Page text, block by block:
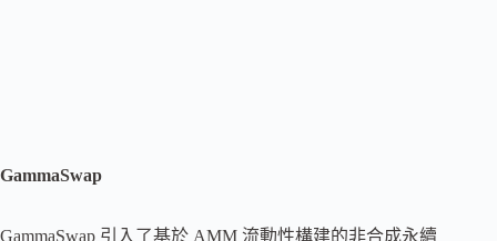
GammaSwap
GammaSwap 引入了基於 AMM 流動性構建的非合成永續